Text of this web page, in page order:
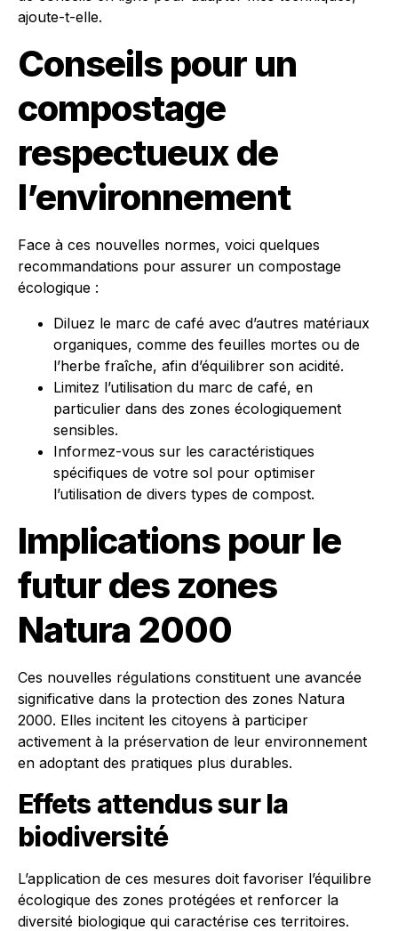
ajoute-t-elle.
Conseils pour un
compostage
respectueux de
l’environnement
Face à ces nouvelles normes, voici quelques
recommandations pour assurer un compostage
écologique :
Diluez le marc de café avec d’autres matériaux
organiques, comme des feuilles mortes ou de
l’herbe fraîche, afin d’équilibrer son acidité.
Limitez l’utilisation du marc de café, en
particulier dans des zones écologiquement
sensibles.
Informez-vous sur les caractéristiques
spécifiques de votre sol pour optimiser
l’utilisation de divers types de compost.
Implications pour le
futur des zones
Natura 2000
Ces nouvelles régulations constituent une avancée
significative dans la protection des zones Natura
2000. Elles incitent les citoyens à participer
activement à la préservation de leur environnement
en adoptant des pratiques plus durables.
Effets attendus sur la
biodiversité
L’application de ces mesures doit favoriser l’équilibre
écologique des zones protégées et renforcer la
diversité biologique qui caractérise ces territoires.